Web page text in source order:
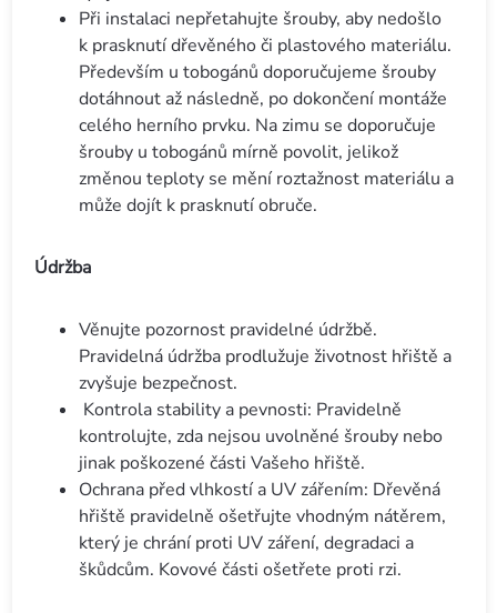
Při instalaci nepřetahujte šrouby, aby nedošlo
k prasknutí dřevěného či plastového materiálu.
Především u tobogánů doporučujeme šrouby
dotáhnout až následně, po dokončení montáže
celého herního prvku. Na zimu se doporučuje
šrouby u tobogánů mírně povolit, jelikož
změnou teploty se mění roztažnost materiálu a
může dojít k prasknutí obruče.
Údržba
Věnujte pozornost pravidelné údržbě.
Pravidelná údržba prodlužuje životnost hřiště a
zvyšuje bezpečnost.
Kontrola stability a pevnosti: Pravidelně
kontrolujte, zda nejsou uvolněné šrouby nebo
jinak poškozené části Vašeho hřiště.
Ochrana před vlhkostí a UV zářením: Dřevěná
hřiště pravidelně ošetřujte vhodným nátěrem,
který je chrání proti UV záření, degradaci a
škůdcům. Kovové části ošetřete proti rzi.